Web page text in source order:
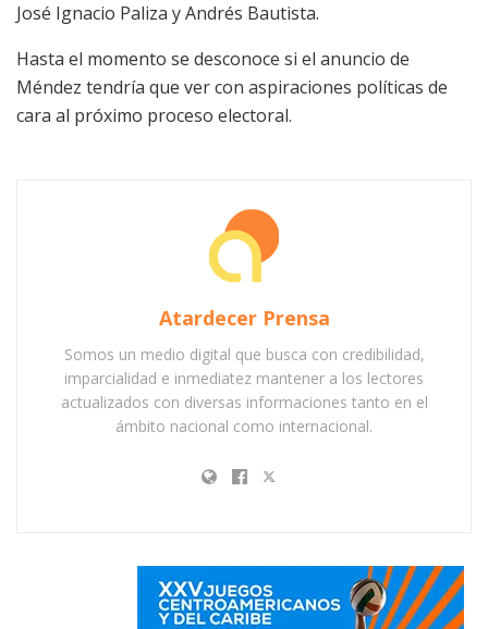
José Ignacio Paliza y Andrés Bautista.
Hasta el momento se desconoce si el anuncio de
Méndez tendría que ver con aspiraciones políticas de
cara al próximo proceso electoral.
Atardecer Prensa
Somos un medio digital que busca con credibilidad,
imparcialidad e inmediatez mantener a los lectores
actualizados con diversas informaciones tanto en el
ámbito nacional como internacional.